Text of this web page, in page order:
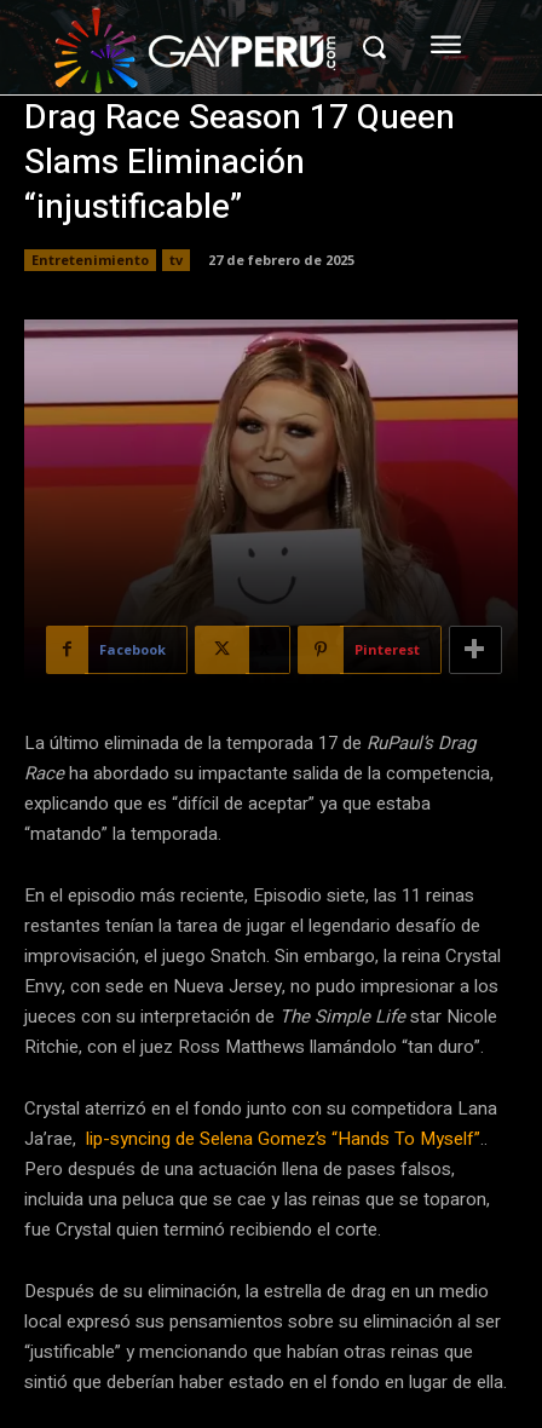
Drag Race Season 17 Queen
Slams Eliminación
“injustificable”
Entretenimiento tv 27 de febrero de 2025
Facebook Pinterest
La último eliminada de la temporada 17 de RuPaul’s Drag
Raceha abordado su impactante salida de la competencia,
explicando que es “difícil de aceptar” ya que estaba
“matando” la temporada.
En el episodio más reciente, Episodio siete, las 11 reinas
restantes tenían la tarea de jugar el legendario desafío de
improvisación, el juego Snatch. Sin embargo, la reina Crystal
Envy, con sede en Nueva Jersey, no pudo impresionar a los
jueces con su interpretación de The Simple Lifestar Nicole
Ritchie, con el juez Ross Matthews llamándolo “tan duro”.
Crystal aterrizó en el fondo junto con su competidora Lana
Ja’rae, lip-syncing de Selena Gomez’s “Hands To Myself”..
Pero después de una actuación llena de pases falsos,
incluida una peluca que se cae y las reinas que se toparon,
fue Crystal quien terminó recibiendo el corte.
Después de su eliminación, la estrella de drag en un medio
local expresó sus pensamientos sobre su eliminación al ser
“justificable” y mencionando que habían otras reinas que
sintió que deberían haber estado en el fondo en lugar de ella.